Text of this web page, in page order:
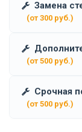
Замена
(от 300 руб.)
(от 500 руб.)
Срочная
(от 500 руб.)